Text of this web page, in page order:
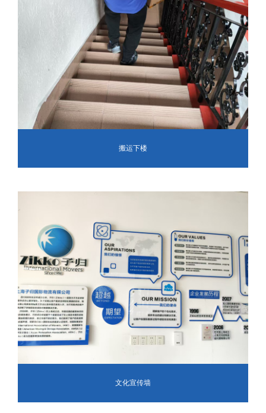
搬运下楼
文化宣传墙